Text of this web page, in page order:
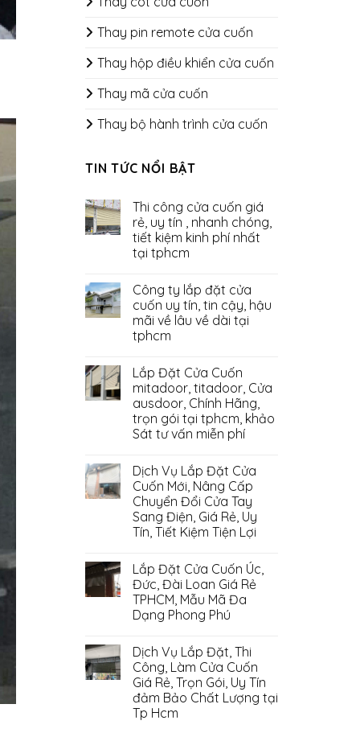
Thay pin remote cửa cuốn
Thay hộp điều khiển cửa cuốn
Thay mã cửa cuốn
Thay bộ hành trình cửa cuốn
TIN TỨC NỔI BẬT
Thi công cửa cuốn giá
rẻ, uy tín , nhanh chóng,
tiết kiệm kinh phí nhất
tại tphcm
Công ty lắp đặt cửa
cuốn uy tín, tin cậy, hậu
mãi về lâu về dài tại
tphcm
Lắp Đặt Cửa Cuốn
mitadoor, titadoor, Cửa
ausdoor, Chính Hãng,
trọn gói tại tphcm, khảo
Sát tư vấn miễn phí
Dịch Vụ Lắp Đặt Cửa
Cuốn Mới, Nâng Cấp
Chuyển Đổi Cửa Tay
Sang Điện, Giá Rẻ, Uy
Tín, Tiết Kiệm Tiện Lợi
Lắp Đặt Cửa Cuốn Úc,
Đức, Đài Loan Giá Rẻ
TPHCM, Mẫu Mã Đa
Dạng Phong Phú
Dịch Vụ Lắp Đặt, Thi
Công, Làm Cửa Cuốn
Giá Rẻ, Trọn Gói, Uy Tín
đảm Bảo Chất Lượng tại
Tp Hcm